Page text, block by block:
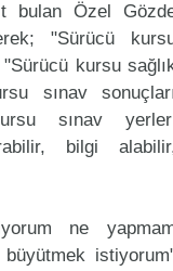
bulan Özel
"Sürücü
kursu
sınav
sınav
bilgi
ne